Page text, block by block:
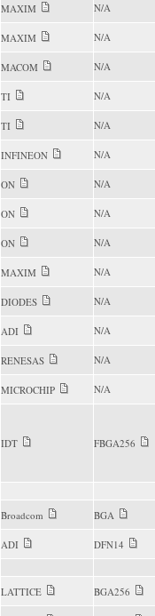
MAXIM N/A
MAXIM N/A
MACOM N/A
TI N/A
TI N/A
INFINEON N/A
ON N/A
ON N/A
ON N/A
MAXIM N/A
DIODES N/A
ADI N/A
RENESAS N/A
MICROCHIP N/A
IDT FBGA256
Broadcom BGA
ADI DFN14
LATTICE BGA256